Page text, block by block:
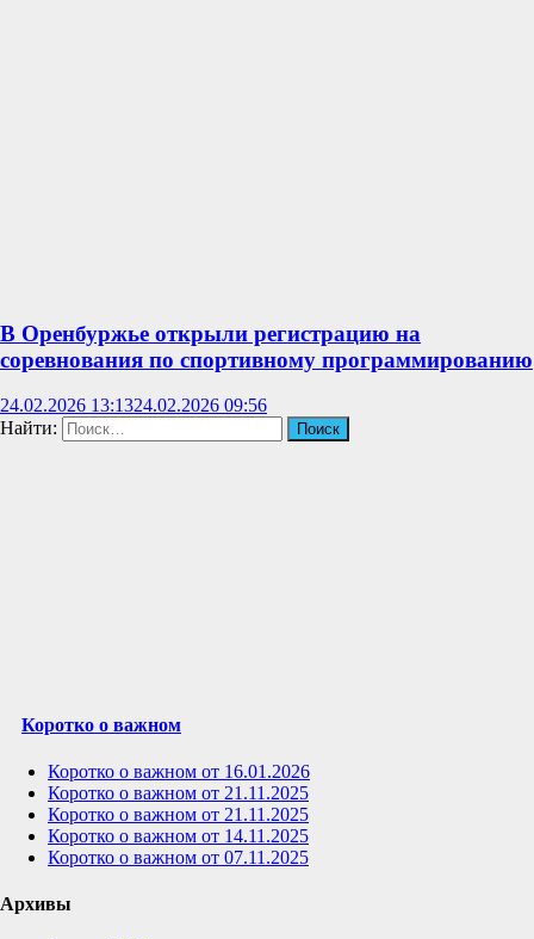
В Оренбуржье открыли регистрацию на
соревнования по спортивному программированию
24.02.2026 13:1324.02.2026 09:56
Найти:
Коротко о важном
Коротко о важном от 16.01.2026
Коротко о важном от 21.11.2025
Коротко о важном от 21.11.2025
Коротко о важном от 14.11.2025
Коротко о важном от 07.11.2025
Архивы